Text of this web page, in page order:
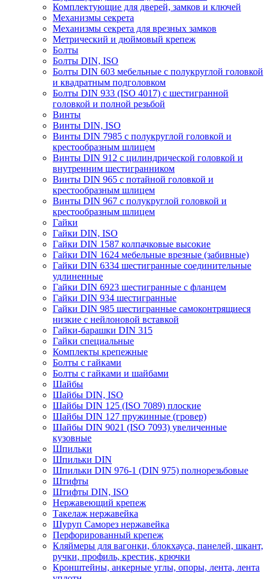
Комплектующие для дверей, замков и ключей
Механизмы секрета
Механизмы секрета для врезных замков
Метрический и дюймовый крепеж
Болты
Болты DIN, ISO
Болты DIN 603 мебельные с полукруглой головкой
и квадратным подголовком
Болты DIN 933 (ISO 4017) с шестигранной
головкой и полной резьбой
Винты
Винты DIN, ISO
Винты DIN 7985 с полукруглой головкой и
крестообразным шлицем
Винты DIN 912 с цилиндрической головкой и
внутренним шестигранником
Винты DIN 965 с потайной головкой и
крестообразным шлицем
Винты DIN 967 с полукруглой головкой и
крестообразным шлицем
Гайки
Гайки DIN, ISO
Гайки DIN 1587 колпачковые высокие
Гайки DIN 1624 мебельные врезные (забивные)
Гайки DIN 6334 шестигранные соединительные
удлиненные
Гайки DIN 6923 шестигранные с фланцем
Гайки DIN 934 шестигранные
Гайки DIN 985 шестигранные самоконтрящиеся
низкие с нейлоновой вставкой
Гайки-барашки DIN 315
Гайки специальные
Комплекты крепежные
Болты с гайками
Болты с гайками и шайбами
Шайбы
Шайбы DIN, ISO
Шайбы DIN 125 (ISO 7089) плоские
Шайбы DIN 127 пружинные (гровер)
Шайбы DIN 9021 (ISO 7093) увеличенные
кузовные
Шпильки
Шпильки DIN
Шпильки DIN 976-1 (DIN 975) полнорезьбовые
Штифты
Штифты DIN, ISO
Нержавеющий крепеж
Такелаж нержавейка
Шуруп Саморез нержавейка
Перфорированный крепеж
Кляймеры для вагонки, блокхауса, панелей, шкант,
ручки, профиль, крестик, крючки
Кронштейны, анкерные углы, опоры, лента, лента